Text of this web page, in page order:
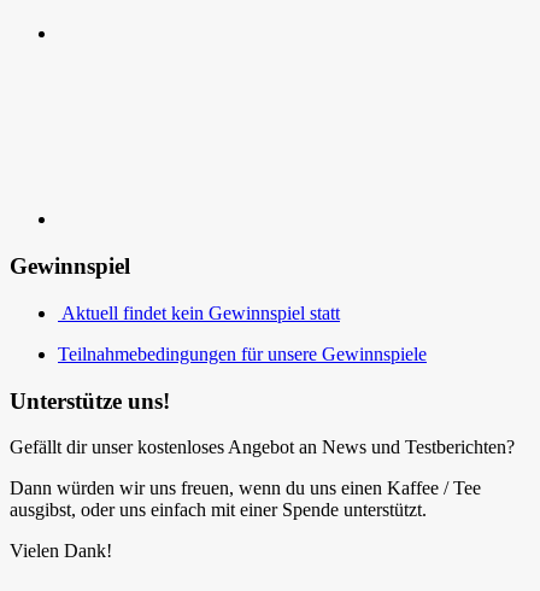
Gewinnspiel
Aktuell findet kein Gewinnspiel statt
Teilnahmebedingungen für unsere Gewinnspiele
Unterstütze uns!
Gefällt dir unser kostenloses Angebot an News und Testberichten?
Dann würden wir uns freuen, wenn du uns einen Kaffee / Tee
ausgibst, oder uns einfach mit einer Spende unterstützt.
Vielen Dank!